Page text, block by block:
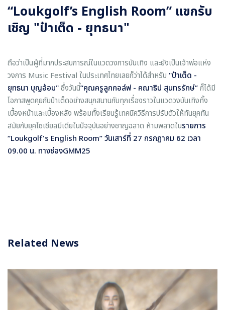
“Loukgolf’s English Room” แขกรับ
เชิญ "ป๋าเต็ด - ยุทธนา"
ถือว่าเป็นผู้ที่มากประสบการณ์ในแวดวงการบันเทิง และยังเป็นเจ้าพ่อแห่ง
วงการ Music Festival ในประเทศไทยเลยก็ว่าได้สำหรับ "ป๋าเต็ด -
ยุทธนา บุญอ้อม"ซึ่งวันนี้“คุณครูลูกกอล์ฟ - คณาธิป สุนทรรักษ์”ก็ได้มี
โอกาสพูดคุยกับป๋าเต็ดอย่างสนุกสนานกับทุกเรื่องราวในแวดวงบันเทิงทั้ง
เบื้องหน้าและเบื้องหลัง พร้อมทั้งเรียนรู้เทคนิควิธีการปรับตัวให้ทันยุคทัน
สมัยกับยุคโซเชียลมีเดียในปัจจุบันอย่างชาญฉลาด ห้ามพลาดในรายการ
“Loukgolf's English Room” วันเสาร์ที่ 27 กรกฏาคม 62 เวลา
09.00 น. ทางช่องGMM25
Related News